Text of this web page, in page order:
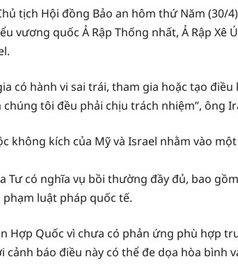
tịch Hội đồng Bảo an hôm thứ Năm (30/
vương quốc Ả Rập Thống nhất, Ả Rập Xê
có hành vi sai trái, tham gia hoặc tạo
tôi đều phải chịu trách nhiệm”, ông
không kích của Mỹ và Israel nhằm vào
Tư có nghĩa vụ bồi thường đầy đủ, bao
luật pháp quốc tế.
Hợp Quốc vì chưa có phản ứng phù hợp
cảnh báo điều này có thể đe dọa hòa bình